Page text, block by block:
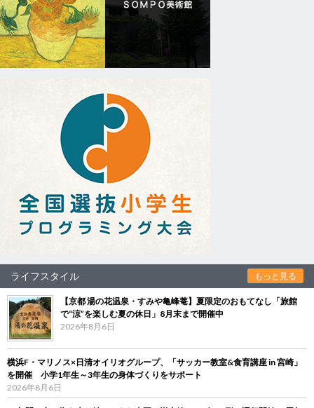
ライフスタイル もっと見る
【京都 湯の花温泉・すみや亀峰菴】夏限定のおもてなし「旅館
で“涼”を楽しむ夏の休日」8月末まで開催中
2026年8月6日
横浜F・マリノス×日清オイリオグループ、「サッカー教室&食育講座 in 宮崎」
を開催 小学1年生～3年生の身体づくりをサポート
2026年8月6日